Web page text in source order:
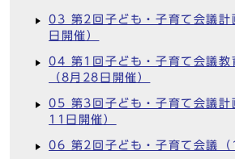
03 第2回子ども・子育て会議計
日開催）
04 第1回子ども・子育て会議教
（8月28日開催）
05 第3回子ども・子育て会議計
11日開催）
06 第2回子ども・子育て会議（